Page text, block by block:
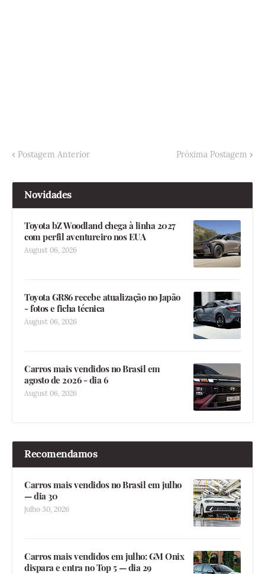
Postagem Anterior Próxima Postagem
Novidades
Toyota bZ Woodland chega à linha 2027
com perfil aventureiro nos EUA
August 06, 2026
Toyota GR86 recebe atualização no Japão
- fotos e ficha técnica
August 06, 2026
Carros mais vendidos no Brasil em
agosto de 2026 - dia 6
August 06, 2026
Recomendamos
Carros mais vendidos no Brasil em julho
— dia 30
julho 30, 2026
Carros mais vendidos em julho: GM Onix
dispara e entra no Top 5 — dia 29